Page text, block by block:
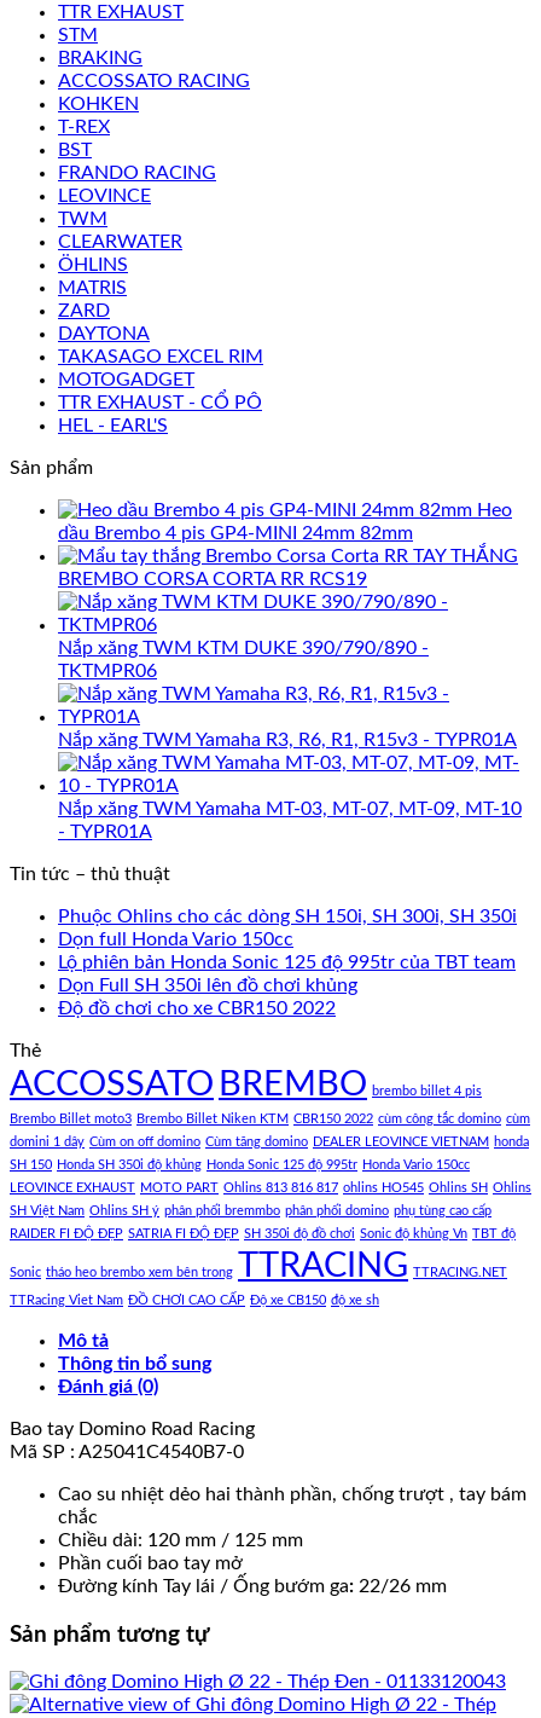
TTR EXHAUST
STM
BRAKING
ACCOSSATO RACING
KOHKEN
T-REX
BST
FRANDO RACING
LEOVINCE
TWM
CLEARWATER
ÖHLINS
MATRIS
ZARD
DAYTONA
TAKASAGO EXCEL RIM
MOTOGADGET
TTR EXHAUST - CỔ PÔ
HEL - EARL'S
Sản phẩm
Heo
dầu Brembo 4 pis GP4-MINI 24mm 82mm
TAY THẮNG
BREMBO CORSA CORTA RR RCS19
Nắp xăng TWM KTM DUKE 390/790/890 -
TKTMPR06
Nắp xăng TWM Yamaha R3, R6, R1, R15v3 - TYPR01A
Nắp xăng TWM Yamaha MT-03, MT-07, MT-09, MT-10
- TYPR01A
Tin tức – thủ thuật
Phuộc Ohlins cho các dòng SH 150i, SH 300i, SH 350i
Dọn full Honda Vario 150cc
Lộ phiên bản Honda Sonic 125 độ 995tr của TBT team
Dọn Full SH 350i lên đồ chơi khủng
Độ đồ chơi cho xe CBR150 2022
Thẻ
ACCOSSATO BREMBO brembo billet 4 pis
Brembo Billet moto3 Brembo Billet Niken KTM CBR150 2022 cùm công tắc domino cùm
domini 1 dây Cùm on off domino Cùm tăng domino DEALER LEOVINCE VIETNAM honda
SH 150 Honda SH 350i độ khủng Honda Sonic 125 độ 995tr Honda Vario 150cc
LEOVINCE EXHAUST MOTO PART Ohlins 813 816 817 ohlins HO545 Ohlins SH Ohlins
SH Việt Nam Ohlins SH ý phân phối bremmbo phân phối domino phụ tùng cao cấp
RAIDER FI ĐỘ ĐẸP SATRIA FI ĐỘ ĐẸP SH 350i độ đồ chơi Sonic độ khủng Vn TBT độ
Sonic tháo heo brembo xem bên trong TTRACING TTRACING.NET
TTRacing Viet Nam ĐỒ CHƠI CAO CẤP Độ xe CB150 độ xe sh
Mô tả
Thông tin bổ sung
Đánh giá (0)
Bao tay Domino Road Racing
Mã SP : A25041C4540B7-0
Cao su nhiệt dẻo hai thành phần, chống trượt , tay bám
chắc
Chiều dài: 120 mm / 125 mm
Phần cuối bao tay mở
Đường kính Tay lái / Ống bướm ga: 22/26 mm
Sản phẩm tương tự